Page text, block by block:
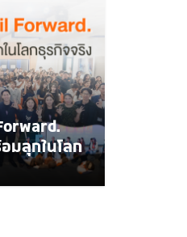
รับยุค AI สร้าง Data
มลุกในโลก